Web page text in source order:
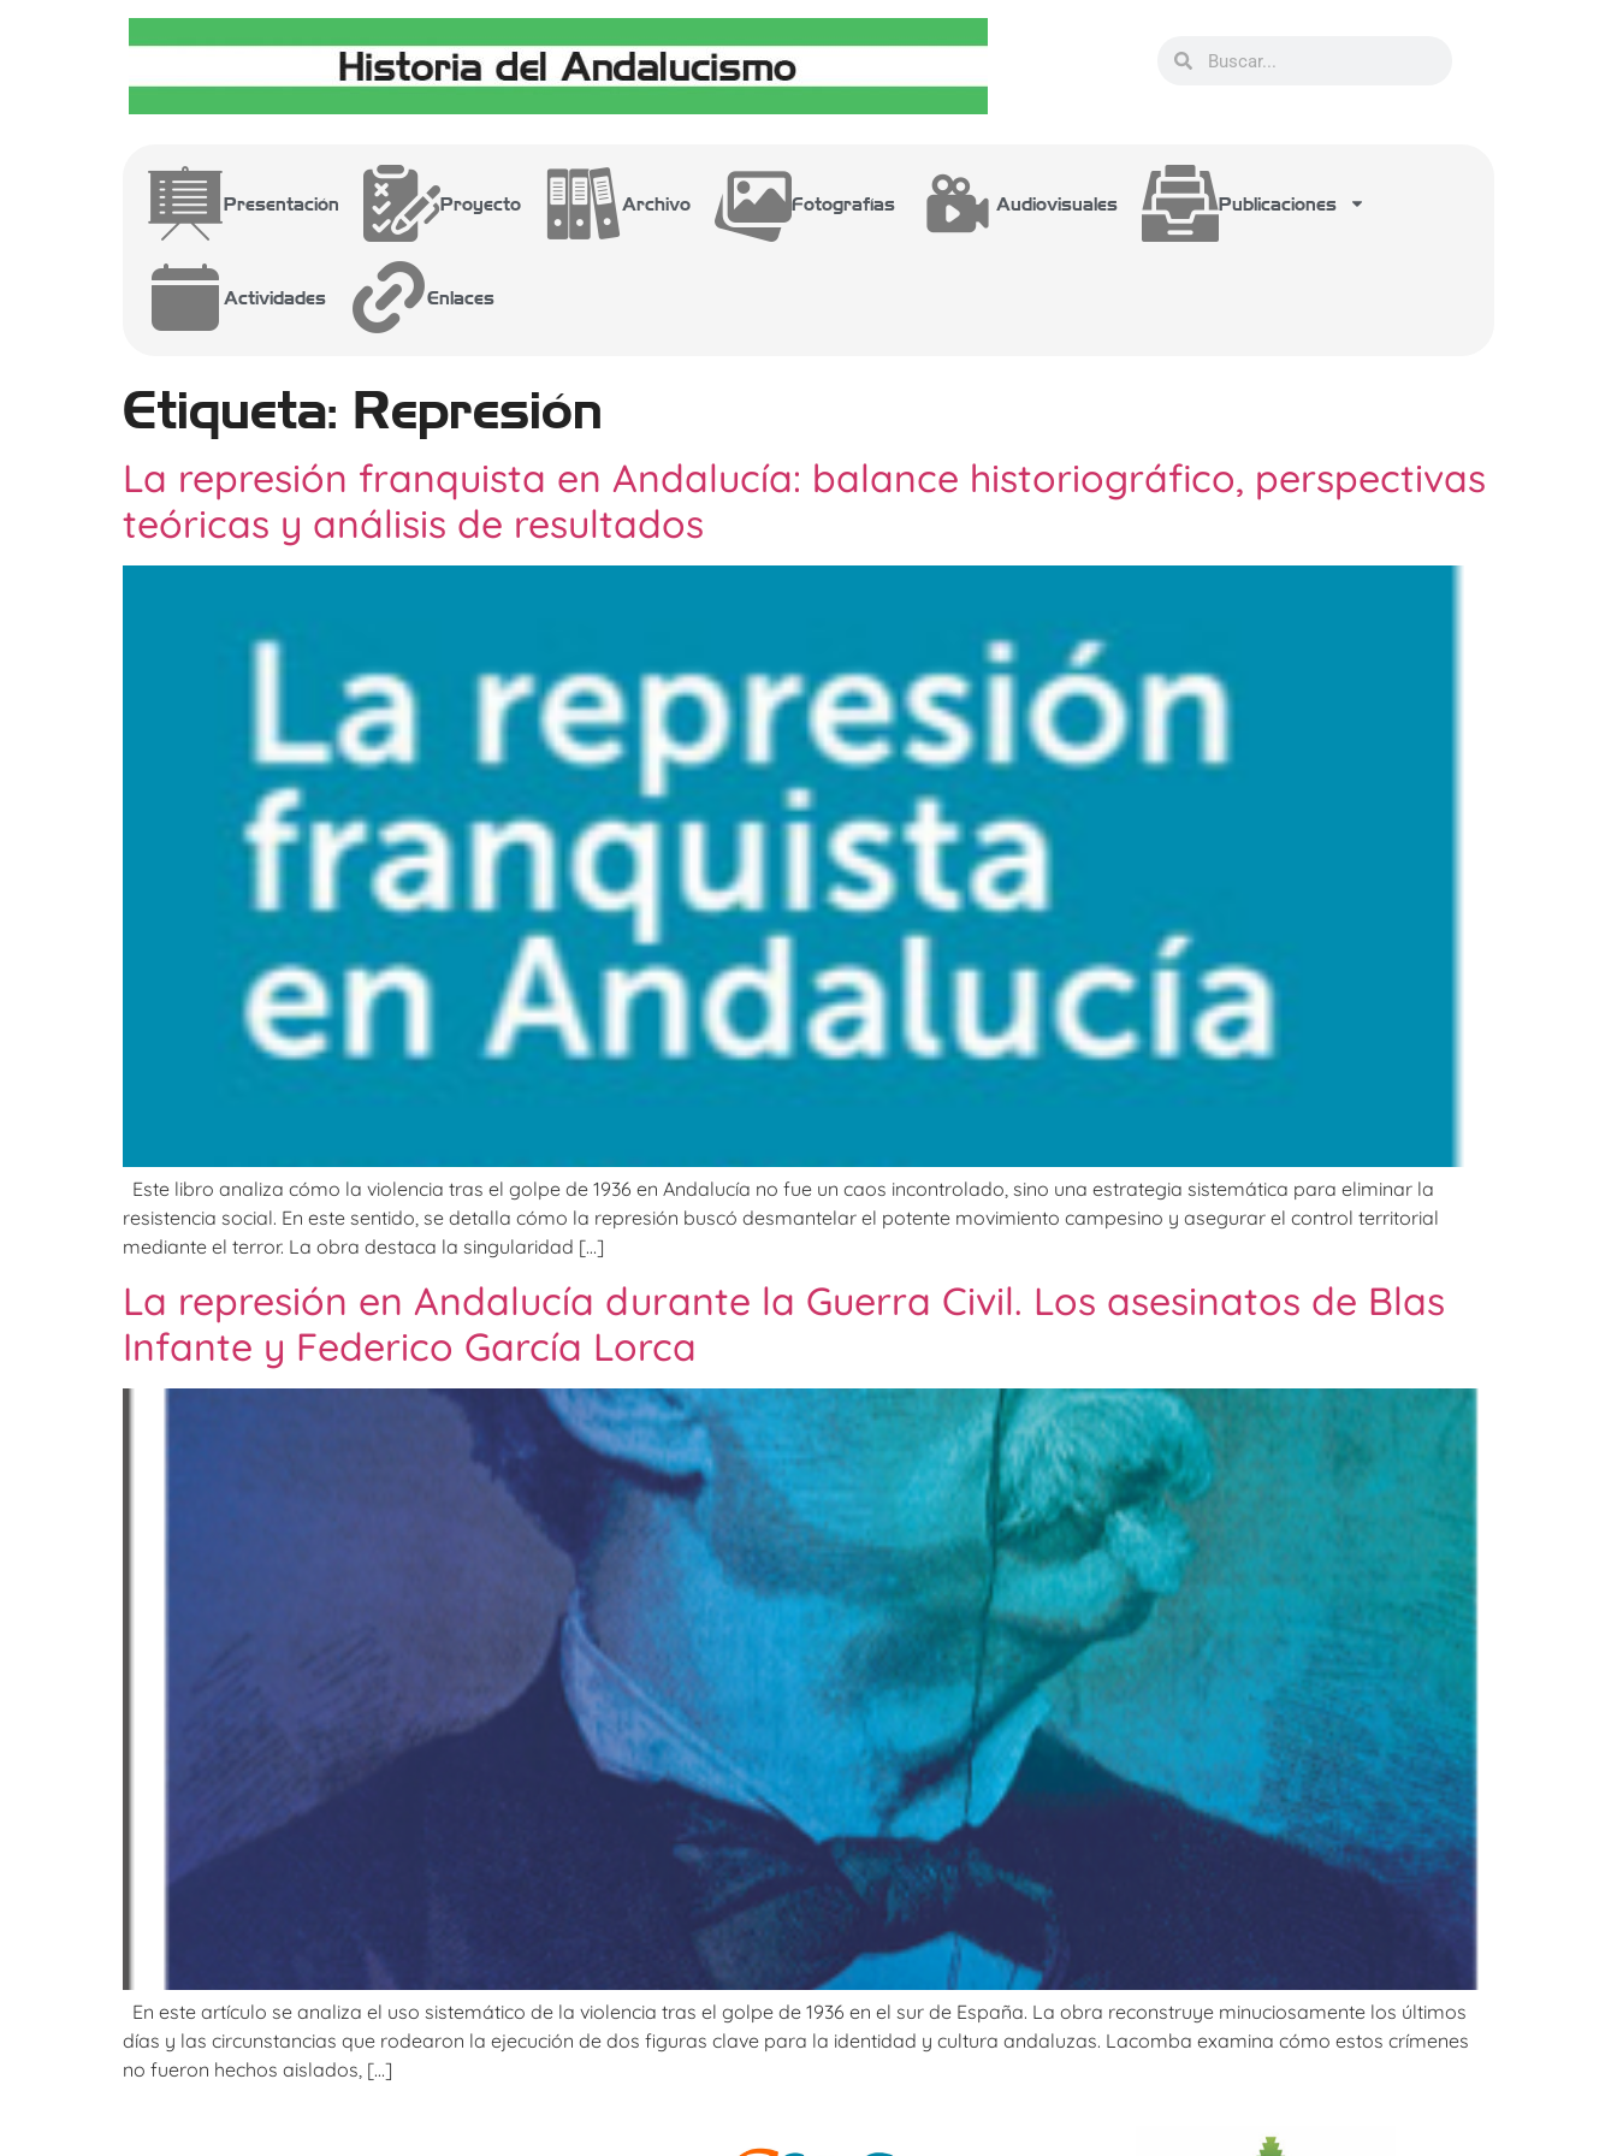
Presentación Proyecto Archivo Fotografías Audiovisuales Publicaciones
Actividades Enlaces
Etiqueta: Represión
La represión franquista en Andalucía: balance historiográfico, perspectivas
teóricas y análisis de resultados
Este libro analiza cómo la violencia tras el golpe de 1936 en Andalucía no fue un caos incontrolado, sino una estrategia sistemática para eliminar la
resistencia social. En este sentido, se detalla cómo la represión buscó desmantelar el potente movimiento campesino y asegurar el control territorial
mediante el terror. La obra destaca la singularidad […]
La represión en Andalucía durante la Guerra Civil. Los asesinatos de Blas
Infante y Federico García Lorca
En este artículo se analiza el uso sistemático de la violencia tras el golpe de 1936 en el sur de España. La obra reconstruye minuciosamente los últimos
días y las circunstancias que rodearon la ejecución de dos figuras clave para la identidad y cultura andaluzas. Lacomba examina cómo estos crímenes
no fueron hechos aislados, […]